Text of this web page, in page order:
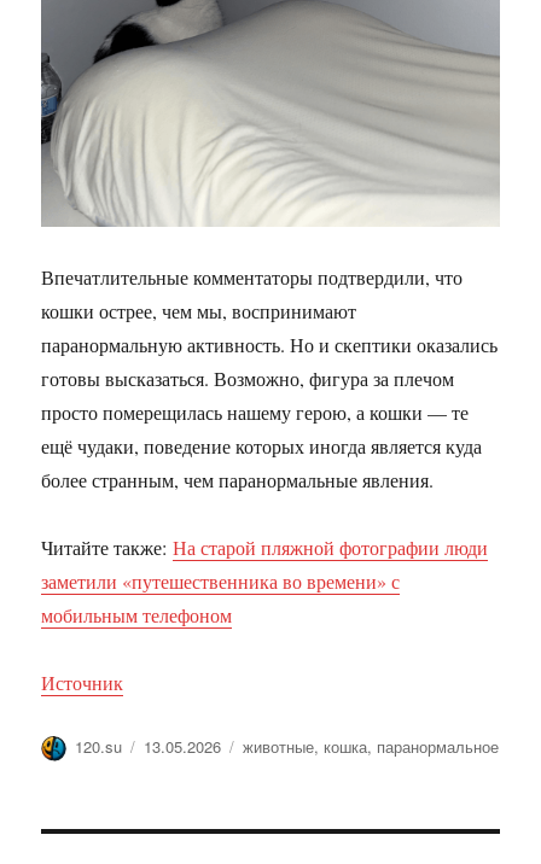
Впечатлительные комментаторы подтвердили, что
кошки острее, чем мы, воспринимают
паранормальную активность. Но и скептики оказались
готовы высказаться. Возможно, фигура за плечом
просто померещилась нашему герою, а кошки — те
ещё чудаки, поведение которых иногда является куда
более странным, чем паранормальные явления.
Читайте также:На старой пляжной фотографии люди
заметили «путешественника во времени» с
мобильным телефоном
Источник
Автор
120.su Опубликовано
13.05.2026 Метки
животные, кошка, паранормальное